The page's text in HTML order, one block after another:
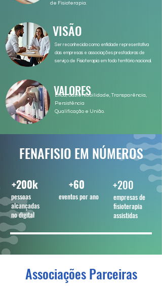
VISÃO
VALORES
de Fisioterapia.
Ser reconhecida como entidade representativa
das empresas e associações prestadoras de
serviço de Fisioterapia em todo território nacional.
Ética, Sustentabilidade, Transparência,
Persistência
Qualificação e União.
FENAFISIO EM NÚMEROS
+200k
pessoas
alcançadas
no digital
+60
eventos por ano
+200
empresas de
fisioterapia
assistidas
Associações Parceiras